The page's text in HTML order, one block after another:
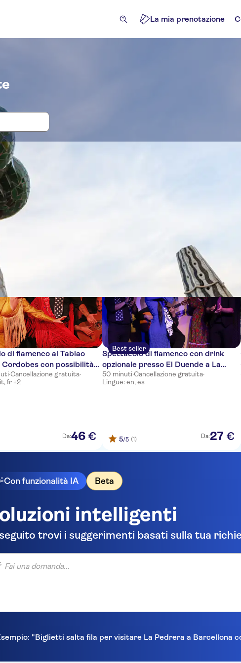
La mia prenotazione
d'ingresso e tour per Palau Guell
ed eventi
di flamenco al Tablao
Cordobes con possibilità
o cena
·Cancellazione gratuita·
fr +2
Da:46 €
Best seller
Spettacolo di flamenco con drink
opzionale presso El Duende a La
Rambla Barcelona
50 minuti·Cancellazione gratuita·
Lingue: en, es
5/5 (1) Da:27 €
Con funzionalità IA Beta
intelligenti
trovi i suggerimenti basati sulla tua
domanda...
"Biglietti salta fila per visitare La Pedrera a Barcellona